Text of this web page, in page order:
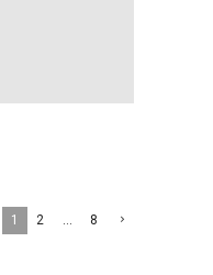
オ）
1 2 8